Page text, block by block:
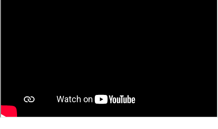
Maarakennus
Matkailu- ja ravitsemisala